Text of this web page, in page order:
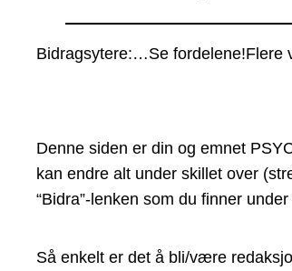
Bidragsytere:…Se fordelene!Flere
Denne siden er din og emnet
kan endre alt under skillet over
“Bidra”-lenken som du finner under
Så enkelt er det å bli/være